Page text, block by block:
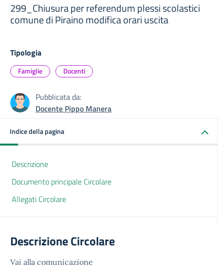
299_Chiusura per referendum plessi scolastici
comune di Piraino modifica orari uscita
Tipologia
Famiglie Docenti
Pubblicata da:
Docente Pippo Manera
Indice della pagina
Descrizione
Documento principale Circolare
Allegati Circolare
Descrizione Circolare
Vai alla comunicazione